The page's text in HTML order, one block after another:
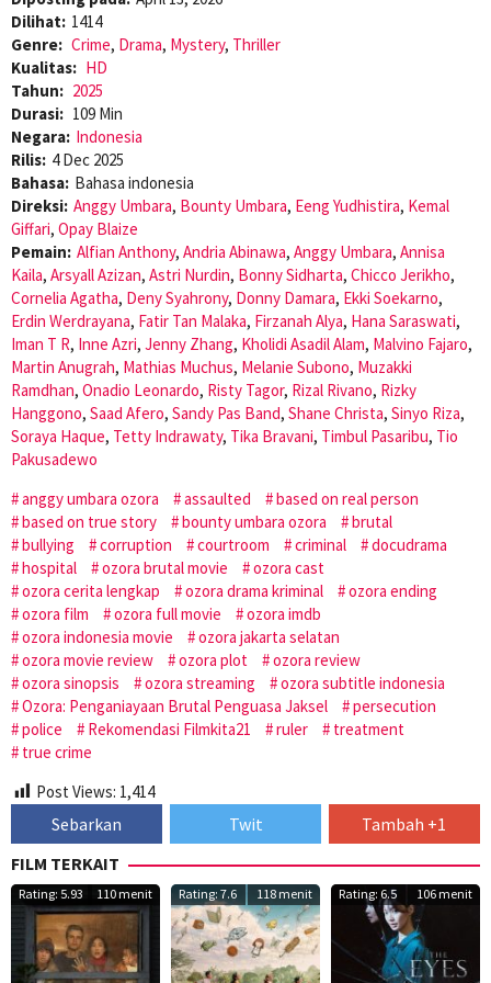
Dilihat: 1414
Genre: Crime, Drama, Mystery, Thriller
Kualitas: HD
Tahun: 2025
Durasi: 109 Min
Negara: Indonesia
Rilis: 4 Dec 2025
Bahasa: Bahasa indonesia
Direksi: Anggy Umbara, Bounty Umbara, Eeng Yudhistira, Kemal
Giffari, Opay Blaize
Pemain: Alfian Anthony, Andria Abinawa, Anggy Umbara, Annisa
Kaila, Arsyall Azizan, Astri Nurdin, Bonny Sidharta, Chicco Jerikho,
Cornelia Agatha, Deny Syahrony, Donny Damara, Ekki Soekarno,
Erdin Werdrayana, Fatir Tan Malaka, Firzanah Alya, Hana Saraswati,
Iman T R, Inne Azri, Jenny Zhang, Kholidi Asadil Alam, Malvino Fajaro,
Martin Anugrah, Mathias Muchus, Melanie Subono, Muzakki
Ramdhan, Onadio Leonardo, Risty Tagor, Rizal Rivano, Rizky
Hanggono, Saad Afero, Sandy Pas Band, Shane Christa, Sinyo Riza,
Soraya Haque, Tetty Indrawaty, Tika Bravani, Timbul Pasaribu, Tio
Pakusadewo
anggy umbara ozora
assaulted
based on real person
based on true story
bounty umbara ozora
brutal
bullying
corruption courtroom criminal
docudrama
hospital
ozora brutal movie
ozora cast
ozora cerita lengkap
ozora drama kriminal
ozora ending
ozora film
ozora full movie
ozora imdb
ozora indonesia movie
ozora jakarta selatan
ozora movie review
ozora plot
ozora review
ozora sinopsis
ozora streaming
ozora subtitle indonesia
Ozora: Penganiayaan Brutal Penguasa Jaksel
persecution
police
Rekomendasi Filmkita21 ruler
treatment
true crime
Post Views: 1,414
Sebarkan Twit
Tambah +1
FILM TERKAIT
Rating: 5.93 110 menit Rating: 7.6 118 menit Rating: 6.5 106 menit